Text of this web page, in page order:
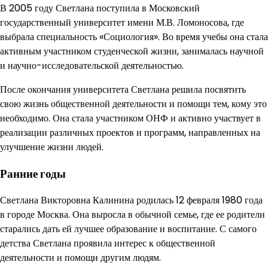
В 2005 году Светлана поступила в Московский
государственный университет имени М.В. Ломоносова, где
выбрала специальность «Социология». Во время учебы она стала
активным участником студенческой жизни, занималась научной
и научно-исследовательской деятельностью.
После окончания университета Светлана решила посвятить
свою жизнь общественной деятельности и помощи тем, кому это
необходимо. Она стала участником ОНФ и активно участвует в
реализации различных проектов и программ, направленных на
улучшение жизни людей.
Ранние годы
Светлана Викторовна Калинина родилась 12 февраля 1980 года
в городе Москва. Она выросла в обычной семье, где ее родители
старались дать ей лучшее образование и воспитание. С самого
детства Светлана проявила интерес к общественной
деятельности и помощи другим людям.